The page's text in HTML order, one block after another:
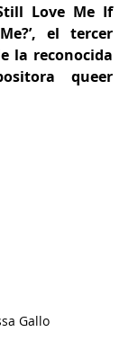
Love Me If
el tercer
la reconocida
queer
Gallo